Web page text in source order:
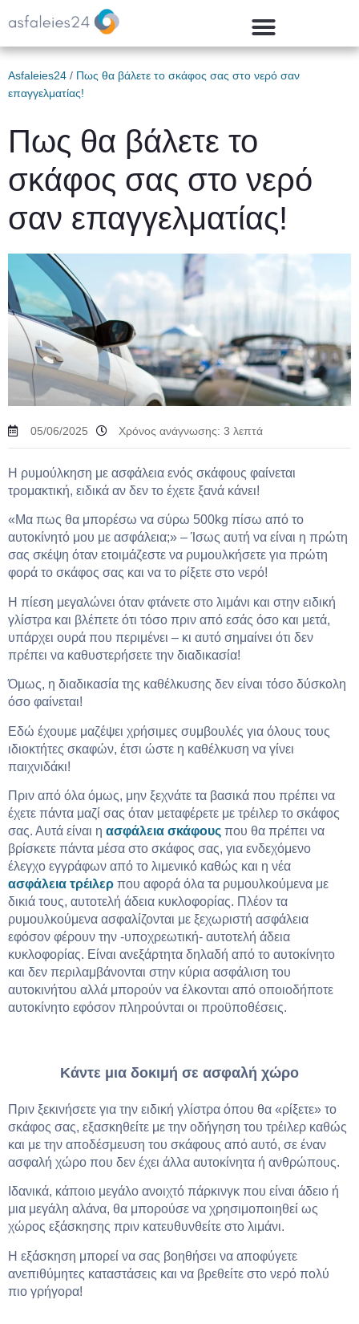
Asfaleies24 / Πως θα βάλετε το σκάφος σας στο νερό σαν
επαγγελματίας!
Πως θα βάλετε το
σκάφος σας στο νερό
σαν επαγγελματίας!
05/06/2025 Χρόνος ανάγνωσης: 3 λεπτά
Η ρυμούλκηση με ασφάλεια ενός σκάφους φαίνεται
τρομακτική, ειδικά αν δεν το έχετε ξανά κάνει!
«Μα πως θα μπορέσω να σύρω 500kg πίσω από το
αυτοκίνητό μου με ασφάλεια;» – Ίσως αυτή να είναι η πρώτη
σας σκέψη όταν ετοιμάζεστε να ρυμουλκήσετε για πρώτη
φορά το σκάφος σας και να το ρίξετε στο νερό!
Η πίεση μεγαλώνει όταν φτάνετε στο λιμάνι και στην ειδική
γλίστρα και βλέπετε ότι τόσο πριν από εσάς όσο και μετά,
υπάρχει ουρά που περιμένει – κι αυτό σημαίνει ότι δεν
πρέπει να καθυστερήσετε την διαδικασία!
Όμως, η διαδικασία της καθέλκυσης δεν είναι τόσο δύσκολη
όσο φαίνεται!
Εδώ έχουμε μαζέψει χρήσιμες συμβουλές για όλους τους
ιδιοκτήτες σκαφών, έτσι ώστε η καθέλκυση να γίνει
παιχνιδάκι!
Πριν από όλα όμως, μην ξεχνάτε τα βασικά που πρέπει να
έχετε πάντα μαζί σας όταν μεταφέρετε με τρέιλερ το σκάφος
σας. Αυτά είναι η ασφάλεια σκάφους που θα πρέπει να
βρίσκετε πάντα μέσα στο σκάφος σας, για ενδεχόμενο
έλεγχο εγγράφων από το λιμενικό καθώς και η νέα
ασφάλεια τρέιλερ που αφορά όλα τα ρυμουλκούμενα με
δικιά τους, αυτοτελή άδεια κυκλοφορίας. Πλέον τα
ρυμουλκούμενα ασφαλίζονται με ξεχωριστή ασφάλεια
εφόσον φέρουν την -υποχρεωτική- αυτοτελή άδεια
κυκλοφορίας. Είναι ανεξάρτητα δηλαδή από το αυτοκίνητο
και δεν περιλαμβάνονται στην κύρια ασφάλιση του
αυτοκινήτου αλλά μπορούν να έλκονται από οποιοδήποτε
αυτοκίνητο εφόσον πληρούνται οι προϋποθέσεις.
Κάντε μια δοκιμή σε ασφαλή χώρο
Πριν ξεκινήσετε για την ειδική γλίστρα όπου θα «ρίξετε» το
σκάφος σας, εξασκηθείτε με την οδήγηση του τρέιλερ καθώς
και με την αποδέσμευση του σκάφους από αυτό, σε έναν
ασφαλή χώρο που δεν έχει άλλα αυτοκίνητα ή ανθρώπους.
Ιδανικά, κάποιο μεγάλο ανοιχτό πάρκινγκ που είναι άδειο ή
μια μεγάλη αλάνα, θα μπορούσε να χρησιμοποιηθεί ως
χώρος εξάσκησης πριν κατευθυνθείτε στο λιμάνι.
Η εξάσκηση μπορεί να σας βοηθήσει να αποφύγετε
ανεπιθύμητες καταστάσεις και να βρεθείτε στο νερό πολύ
πιο γρήγορα!